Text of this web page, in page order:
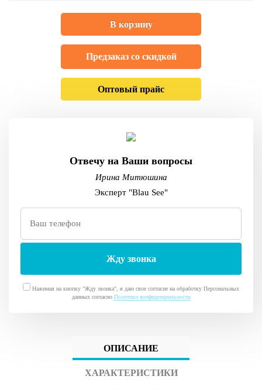
В корзину
Предзаказ со скидкой
Оптовый прайс
Отвечу на Ваши вопросы
Ирина Митюшина
Эксперт "Blau See"
Нажимая на кнопку "Жду звонка", я даю свое согласие на обработку Персональных
данных согласно Политики конфиденциальности
ОПИСАНИЕ
ХАРАКТЕРИСТИКИ